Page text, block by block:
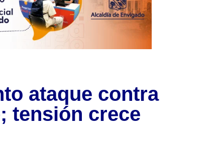
ataque contra
tensión crece